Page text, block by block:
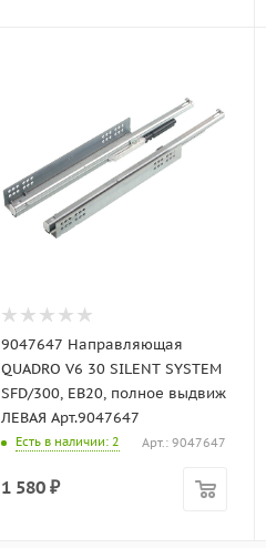
9047647 Направляющая
QUADRO V6 30 SILENT SYSTEM
SFD/300, EB20, полное выдвиж
ЛЕВАЯ Арт.9047647
Есть в наличии: 2 Арт.: 9047647
1 580 ₽